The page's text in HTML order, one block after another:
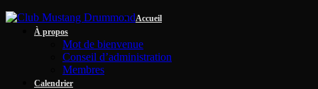
Accueil
À propos
Mot de bienvenue
Conseil d’administration
Membres
Calendrier